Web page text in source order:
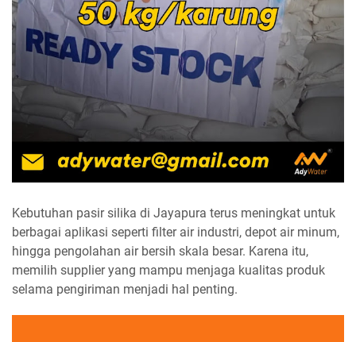
Kebutuhan pasir silika di Jayapura terus meningkat untuk
berbagai aplikasi seperti filter air industri, depot air minum,
hingga pengolahan air bersih skala besar. Karena itu,
memilih supplier yang mampu menjaga kualitas produk
selama pengiriman menjadi hal penting.